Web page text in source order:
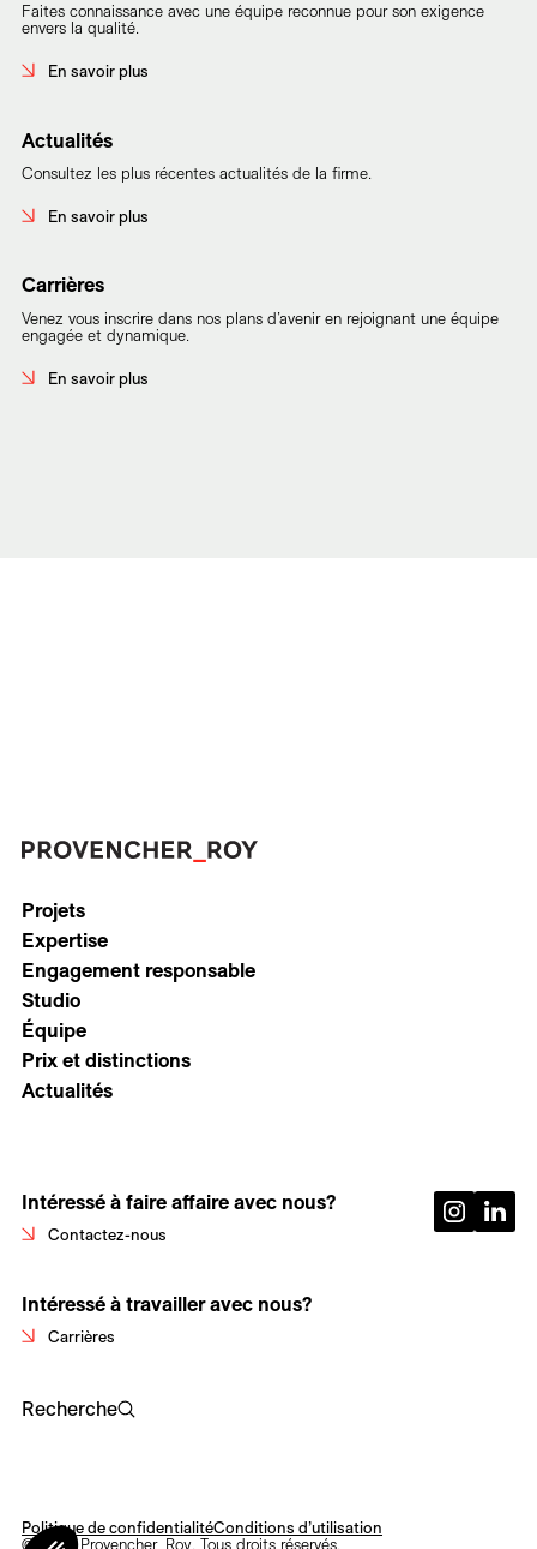
Faites connaissance avec une équipe reconnue pour son exigence
envers la qualité.
En savoir plus
Actualités
Consultez les plus récentes actualités de la firme.
En savoir plus
Carrières
Venez vous inscrire dans nos plans d’avenir en rejoignant une équipe
engagée et dynamique.
En savoir plus
Projets
Expertise
Engagement responsable
Studio
Équipe
Prix et distinctions
Actualités
Intéressé à faire affaire avec nous?
Contactez-nous
Intéressé à travailler avec nous?
Carrières
Recherche
© 2026 Provencher_Roy. Tous droits réservés.
Politique de confidentialitéConditions d’utilisation